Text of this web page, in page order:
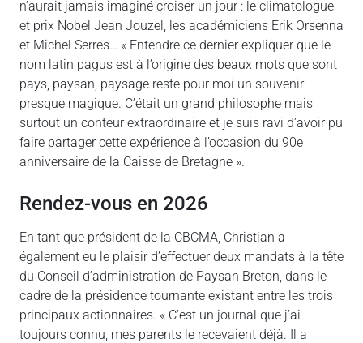
n’aurait jamais imaginé croiser un jour : le climatologue
et prix Nobel Jean Jouzel, les académiciens Erik Orsenna
et Michel Serres… « Entendre ce dernier expliquer que le
nom latin pagus est à l’origine des beaux mots que sont
pays, paysan, paysage reste pour moi un souvenir
presque magique. C’était un grand philosophe mais
surtout un conteur extraordinaire et je suis ravi d’avoir pu
faire partager cette expérience à l’occasion du 90e
anniversaire de la Caisse de Bretagne ».
Rendez-vous en 2026
En tant que président de la CBCMA, Christian a
également eu le plaisir d’effectuer deux mandats à la tête
du Conseil d’administration de Paysan Breton, dans le
cadre de la présidence tournante existant entre les trois
principaux actionnaires. « C’est un journal que j’ai
toujours connu, mes parents le recevaient déjà. Il a